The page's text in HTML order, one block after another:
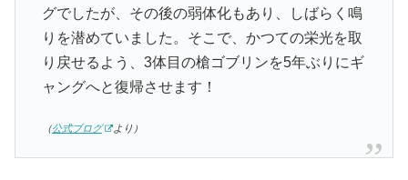
グでしたが、その後の弱体化もあり、しばらく鳴
りを潜めていました。そこで、かつての栄光を取
り戻せるよう、3体目の槍ゴブリンを5年ぶりにギ
ャングへと復帰させます！
（公式ブログ より）